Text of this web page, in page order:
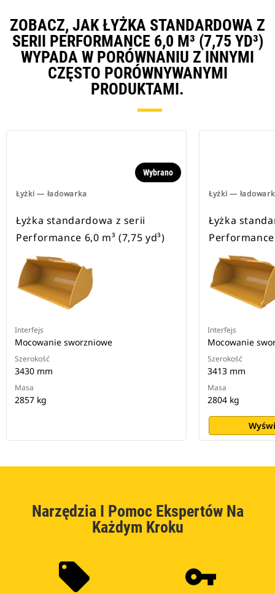
ZOBACZ, JAK ŁYŻKA STANDARDOWA Z
SERII PERFORMANCE 6,0 M³ (7,75 YD³)
WYPADA W PORÓWNANIU Z INNYMI
CZĘSTO PORÓWNYWANYMI
PRODUKTAMI.
Łyżki — ładowarka
Wybrano
Łyżka standardowa z serii
Performance 6,0 m³ (7,75 yd³)
Interfejs
Mocowanie sworzniowe
Szerokość
3430 mm
Masa
2857 kg
Łyżki —
Łyżka
Performance
Interfejs
Mocowanie
Szerokość
3413 mm
Masa
2804 kg
Narzędzia I Pomoc Ekspertów Na
Każdym Kroku